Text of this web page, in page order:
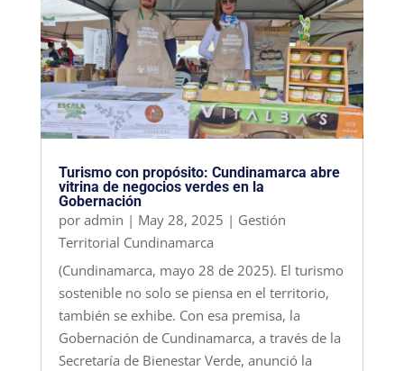
Turismo con propósito: Cundinamarca abre
vitrina de negocios verdes en la
Gobernación
por admin | May 28, 2025 | Gestión
Territorial Cundinamarca
(Cundinamarca, mayo 28 de 2025). El turismo
sostenible no solo se piensa en el territorio,
también se exhibe. Con esa premisa, la
Gobernación de Cundinamarca, a través de la
Secretaría de Bienestar Verde, anunció la